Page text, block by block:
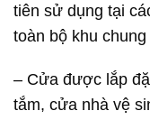
tiên sử dụng tại
toàn bộ khu
– Cửa được lắp
tắm, cửa nhà vệ